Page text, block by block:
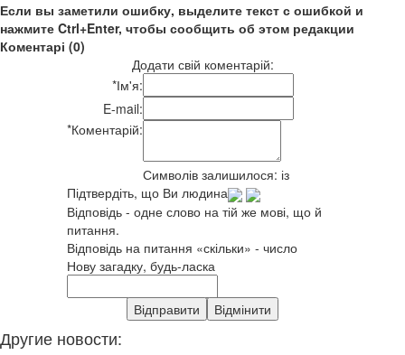
Если вы заметили ошибку, выделите текст с ошибкой и
нажмите Ctrl+Enter, чтобы сообщить об этом редакции
Коментарі (0)
Додати свій коментарій:
*Ім'я:
E-mail:
*Коментарій:
Символів залишилося: із
Підтвердіть, що Ви людина
Відповідь - одне слово на тій же мові, що й
питання.
Відповідь на питання «скільки» - число
Нову загадку, будь-ласка
Другие новости: